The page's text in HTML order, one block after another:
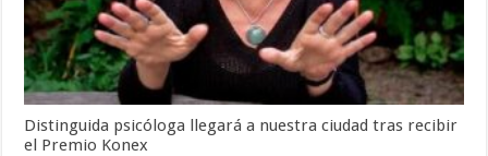
Distinguida psicóloga llegará a nuestra ciudad tras recibir
el Premio Konex